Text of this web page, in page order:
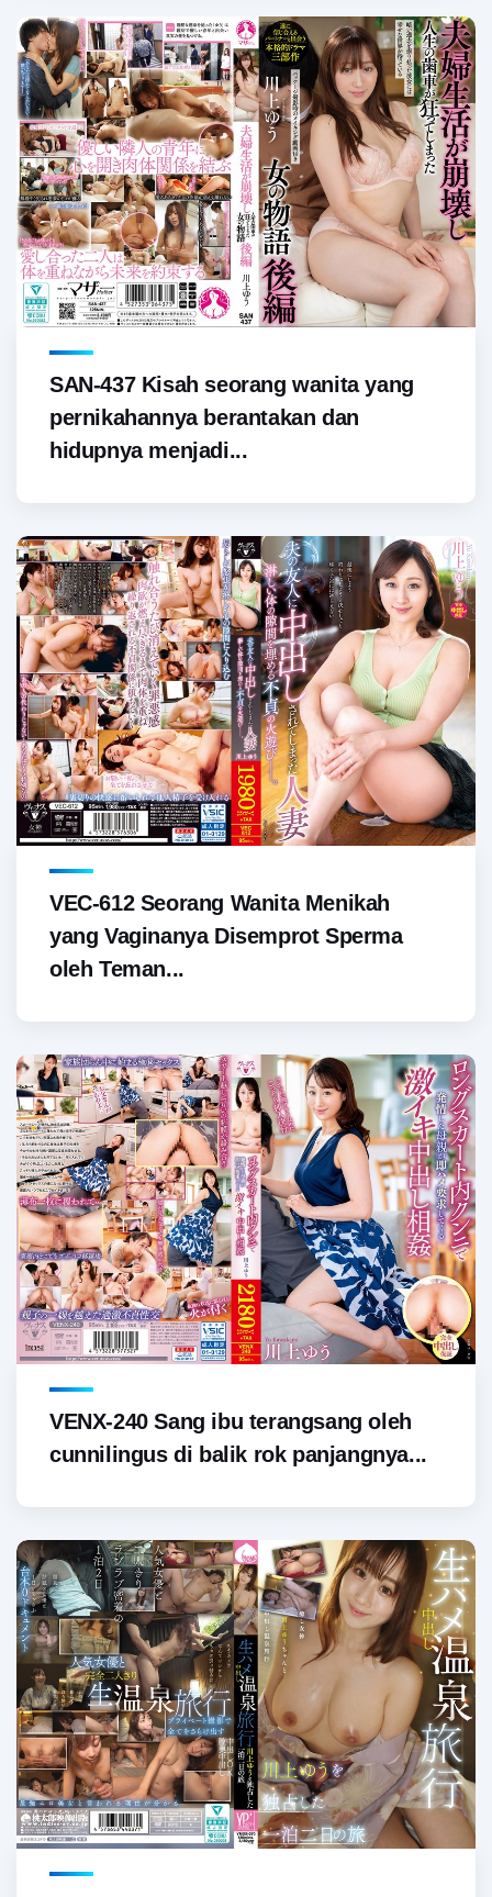
SAN-437 Kisah seorang wanita yang
pernikahannya berantakan dan
hidupnya menjadi...
VEC-612 Seorang Wanita Menikah
yang Vaginanya Disemprot Sperma
oleh Teman...
VENX-240 Sang ibu terangsang oleh
cunnilingus di balik rok panjangnya...